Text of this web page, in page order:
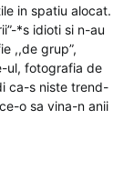
in spatiu alocat.
*s idioti si n-au
,,de grup”,
ul, fotografia de
ca-s niste trend-
o sa vina-n anii